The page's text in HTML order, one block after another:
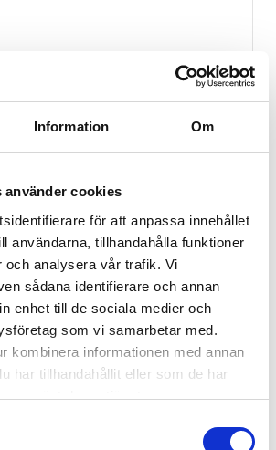
Information Om
använder cookies
för att anpassa innehållet
användarna, tillhandahålla funktioner
och analysera vår trafik. Vi
sådana identifierare och annan
enhet till de sociala medier och
som vi samarbetar med.
kombinera informationen med annan
har tillhandahållit eller som de har
använt deras tjänster.
Elefant Grå